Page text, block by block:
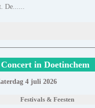
De......
in Doetinchem
4 juli 2026
Festivals & Feesten